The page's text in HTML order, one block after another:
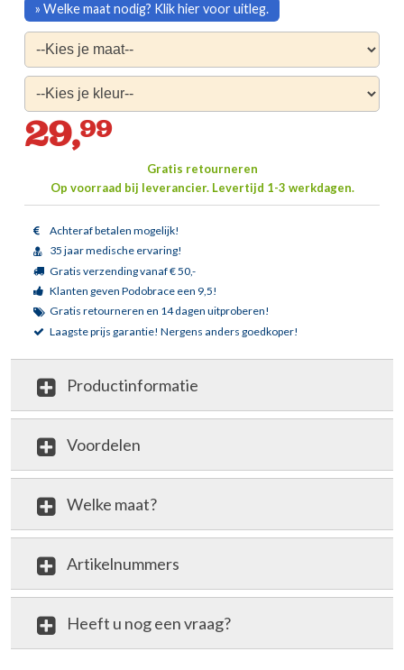
29,99
Gratis retourneren
Op voorraad bij leverancier.Levertijd 1-3 werkdagen.
Achteraf betalen mogelijk!
35 jaar medische ervaring!
Gratis verzending vanaf € 50,-
Klanten geven Podobrace een 9,5!
Gratis retourneren en 14 dagen uitproberen!
Laagste prijs garantie! Nergens anders goedkoper!
» Welke maat nodig? Klik hier voor uitleg.
Productinformatie
Voordelen
Welke maat?
Artikelnummers
Heeft u nog een vraag?